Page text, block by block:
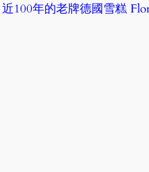
近100年的老牌德國雪糕